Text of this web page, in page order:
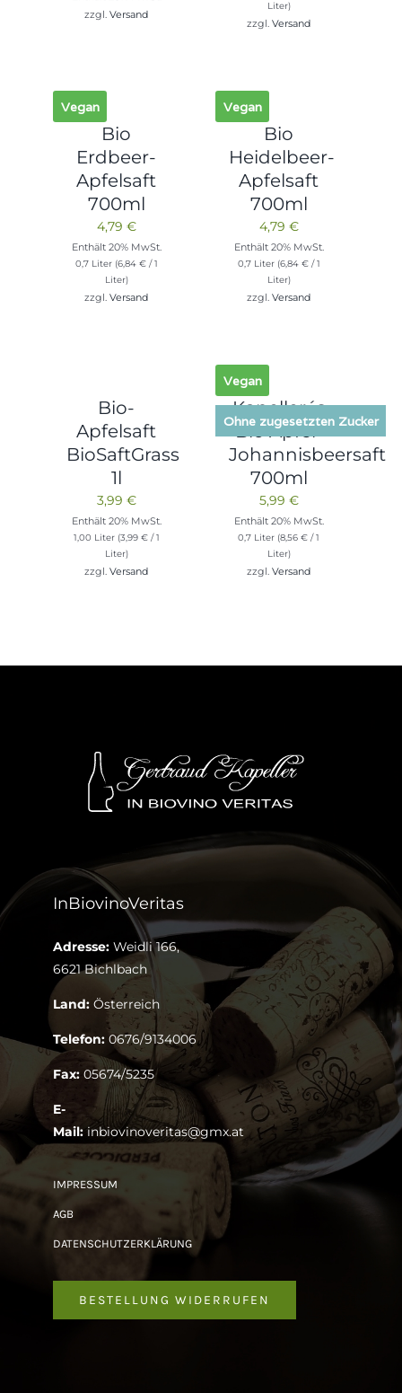
zzgl.Versand
Liter)
zzgl.Versand
Vegan
Bio
Erdbeer-
Apfelsaft
700ml
4,79 €
Enthält 20% MwSt.
0,7 Liter (6,84 €/ 1
Liter)
zzgl.Versand
Vegan
Bio
Heidelbeer-
Apfelsaft
700ml
4,79 €
Enthält 20% MwSt.
0,7 Liter (6,84 €/ 1
Liter)
zzgl.Versand
Bio-
Apfelsaft
BioSaftGrass
1l
3,99 €
Enthält 20% MwSt.
1,00 Liter (3,99 €/ 1
Liter)
zzgl.Versand
Vegan
Ohne zugesetzten Zucker
Kapeller´s
Bio Apfel-
Johannisbeersaft
700ml
5,99 €
Enthält 20% MwSt.
0,7 Liter (8,56€ / 1
Liter)
zzgl.Versand
InBiovinoVeritas
Adresse: Weidli 166,
6621 Bichlbach
Land: Österreich
Telefon: 0676/9134006
Fax: 05674/5235
E-
Mail: inbiovinoveritas@gmx.at
IMPRESSUM
AGB
DATENSCHUTZERKLÄRUNG
BESTELLUNG WIDERRUFEN